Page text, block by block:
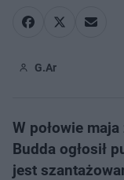
G.Ar
W połowie
Budda ogłosił
jest